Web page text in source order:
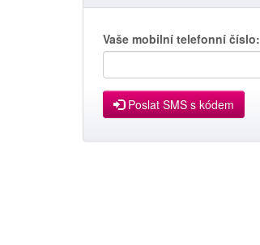
Vaše mobilní telefonní číslo:
Poslat SMS s kódem